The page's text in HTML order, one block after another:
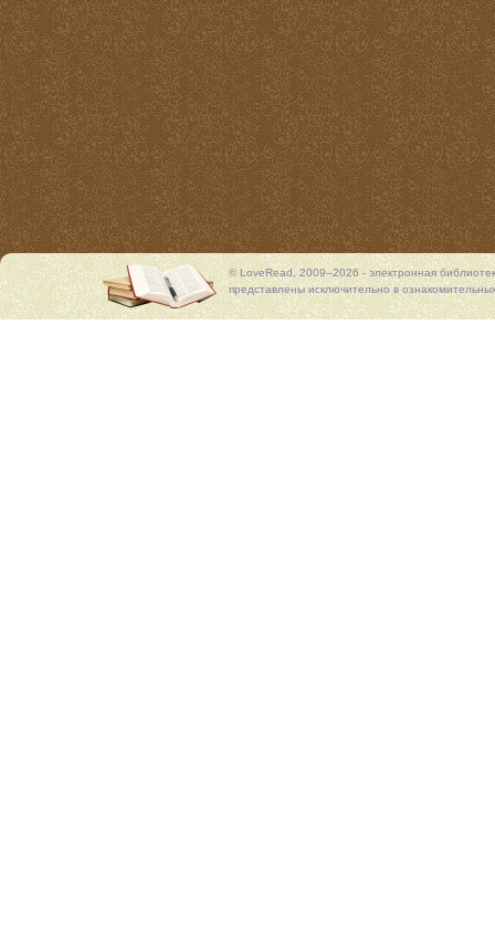
© LoveRead, 2009–2026 - электронная
представлены исключительно в